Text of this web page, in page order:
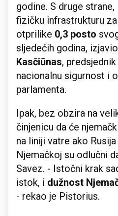
godine. S druge
fizičku infrastrukturu
otprilike 0,3 posto
sljedećih godina,
Kasčiūnas,
nacionalnu sigurnost i
parlamenta.
Ipak, bez obzira na
činjenicu da će
na liniji vatre ako Rusija
Njemačkoj su odlučni
Savez. - Istočni krak
istok, i dužnost
- rekao je Pistorius.